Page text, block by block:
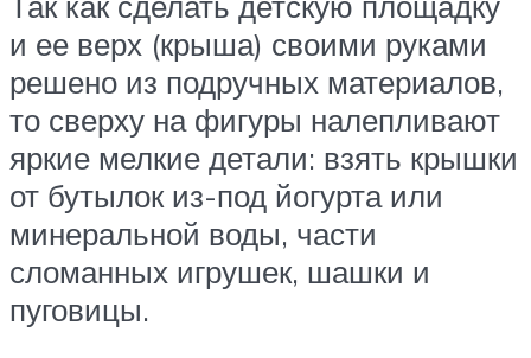
и ее верх (крыша) своими руками
решено из подручных материалов,
то сверху на фигуры налепливают
яркие мелкие детали: взять крышки
от бутылок из-под йогурта или
минеральной воды, части
сломанных игрушек, шашки и
пуговицы.